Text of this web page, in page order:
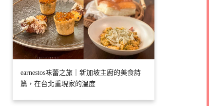
earnestos味蕾之旅｜新加坡主廚的美食詩
篇，在台北重現家的溫度